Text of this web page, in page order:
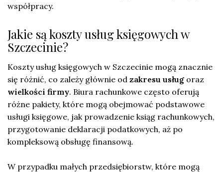
współpracy.
Jakie są koszty usług księgowych w
Szczecinie?
Koszty usług księgowych w Szczecinie mogą znacznie
się różnić, co zależy głównie od zakresu usług oraz
wielkości firmy. Biura rachunkowe często oferują
różne pakiety, które mogą obejmować podstawowe
usługi księgowe, jak prowadzenie ksiąg rachunkowych,
przygotowanie deklaracji podatkowych, aż po
kompleksową obsługę finansową.
W przypadku małych przedsiębiorstw, które mogą